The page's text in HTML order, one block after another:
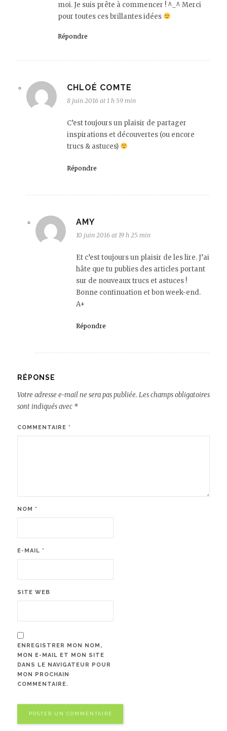
moi. Je suis prête à commencer ! ^_^ Merci
pour toutes ces brillantes idées
Répondre
CHLOÉ COMTE
8 juin 2016 at 1 h 59 min
C’est toujours un plaisir de partager
inspirations et découvertes (ou encore
trucs & astuces)
Répondre
AMY
10 juin 2016 at 19 h 25 min
Et c’est toujours un plaisir de les lire. J’ai
hâte que tu publies des articles portant
sur de nouveaux trucs et astuces !
Bonne continuation et bon week-end.
A+
Répondre
RÉPONSE
Votre adresse e-mail ne sera pas publiée. Les champs obligatoires
sont indiqués avec *
COMMENTAIRE *
NOM *
E-MAIL *
SITE WEB
ENREGISTRER MON NOM,
MON E-MAIL ET MON SITE
DANS LE NAVIGATEUR POUR
MON PROCHAIN
COMMENTAIRE.